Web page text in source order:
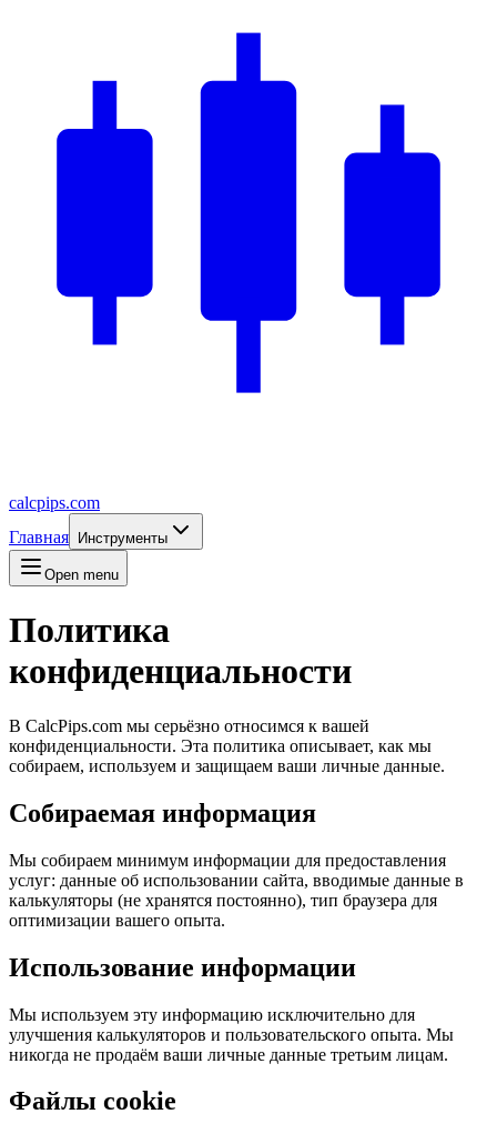
calcpips.com
Главная
Инструменты
Open menu
Политика
конфиденциальности
В CalcPips.com мы серьёзно относимся к вашей
конфиденциальности. Эта политика описывает, как мы
собираем, используем и защищаем ваши личные данные.
Собираемая информация
Мы собираем минимум информации для предоставления
услуг: данные об использовании сайта, вводимые данные в
калькуляторы (не хранятся постоянно), тип браузера для
оптимизации вашего опыта.
Использование информации
Мы используем эту информацию исключительно для
улучшения калькуляторов и пользовательского опыта. Мы
никогда не продаём ваши личные данные третьим лицам.
Файлы cookie